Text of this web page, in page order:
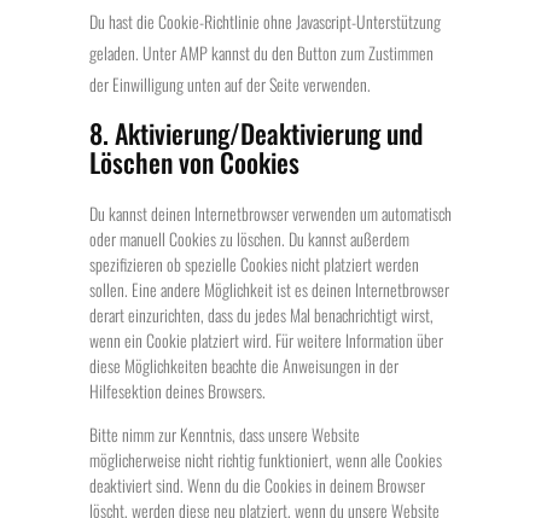
Du hast die Cookie-Richtlinie ohne Javascript-Unterstützung
geladen. Unter AMP kannst du den Button zum Zustimmen
der Einwilligung unten auf der Seite verwenden.
8. Aktivierung/Deaktivierung und
Löschen von Cookies
Du kannst deinen Internetbrowser verwenden um automatisch
oder manuell Cookies zu löschen. Du kannst außerdem
spezifizieren ob spezielle Cookies nicht platziert werden
sollen. Eine andere Möglichkeit ist es deinen Internetbrowser
derart einzurichten, dass du jedes Mal benachrichtigt wirst,
wenn ein Cookie platziert wird. Für weitere Information über
diese Möglichkeiten beachte die Anweisungen in der
Hilfesektion deines Browsers.
Bitte nimm zur Kenntnis, dass unsere Website
möglicherweise nicht richtig funktioniert, wenn alle Cookies
deaktiviert sind. Wenn du die Cookies in deinem Browser
löscht, werden diese neu platziert, wenn du unsere Website